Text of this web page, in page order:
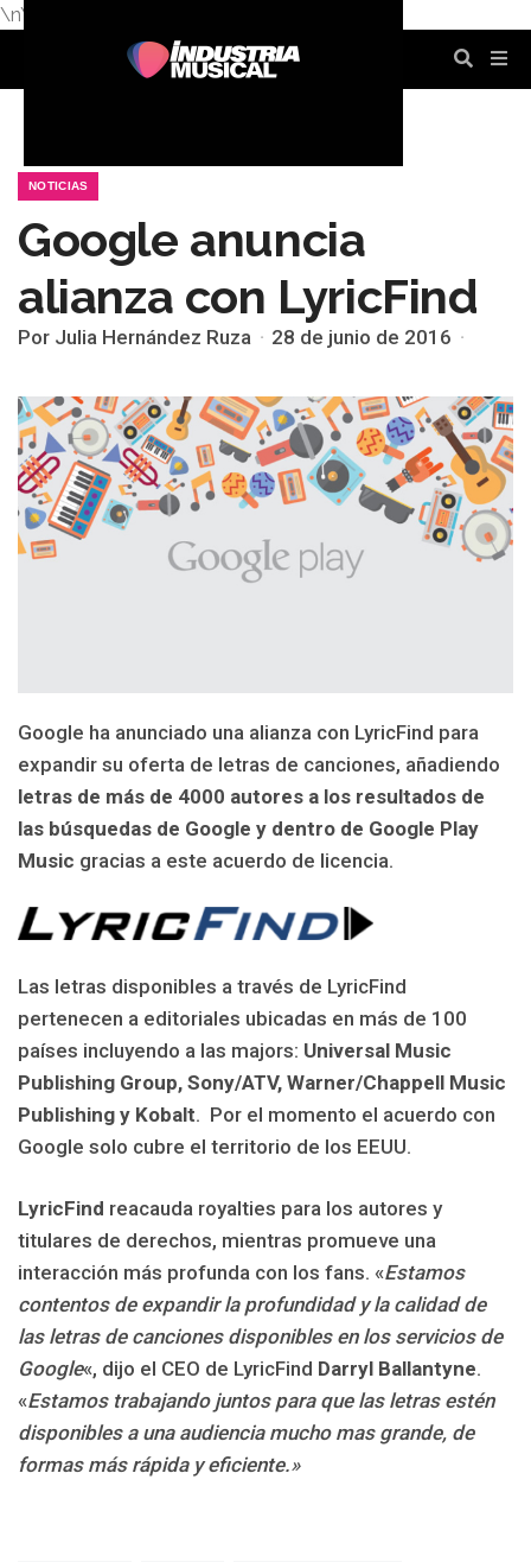
\n\n
NOTICIAS
Google anuncia
alianza con LyricFind
Por Julia Hernández Ruza 28 de junio de 2016
Google ha anunciado una alianza con LyricFind para
expandir su oferta de letras de canciones, añadiendo
letras de más de 4000 autores a los resultados de
las búsquedas de Google y dentro de Google Play
Music gracias a este acuerdo de licencia.
Las letras disponibles a través de LyricFind
pertenecen a editoriales ubicadas en más de 100
países incluyendo a las majors: Universal Music
Publishing Group, Sony/ATV, Warner/Chappell Music
Publishing y Kobalt. Por el momento el acuerdo con
Google solo cubre el territorio de los EEUU.
LyricFind reacauda royalties para los autores y
titulares de derechos, mientras promueve una
interacción más profunda con los fans. «Estamos
contentos de expandir la profundidad y la calidad de
las letras de canciones disponibles en los servicios de
Google«, dijo el CEO de LyricFind Darryl Ballantyne.
«Estamos trabajando juntos para que las letras estén
disponibles a una audiencia mucho mas grande, de
formas más rápida y eficiente.»